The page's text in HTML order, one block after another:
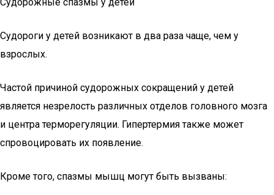
Судороги у детей возникают в два раза чаще, чем у
взрослых.
Частой причиной судорожных сокращений у детей
является незрелость различных отделов головного мозга
и центра терморегуляции. Гипертермия также может
спровоцировать их появление.
Кроме того, спазмы мышц могут быть вызваны: